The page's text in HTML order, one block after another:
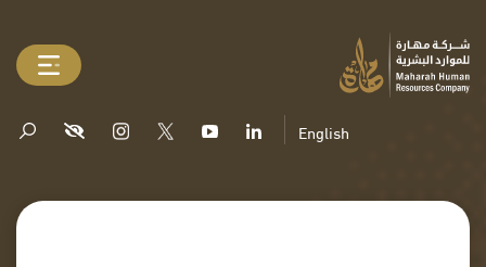
English